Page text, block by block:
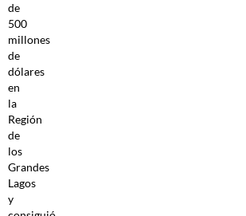
de
500
millones
de
dólares
en
la
Región
de
los
Grandes
Lagos
y